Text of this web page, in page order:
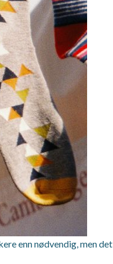
enn nødvendig, men det